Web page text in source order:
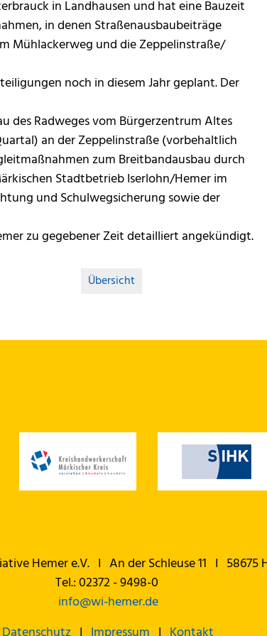
in Landhausen und hat eine Bauzeit
in denen Straßenausbaubeiträge
Mühlackerweg und die Zeppelinstraße/
noch in diesem Jahr geplant. Der
des Radweges vom Bürgerzentrum Altes
an der Zeppelinstraße (vorbehaltlich
zum Breitbandausbau durch
Stadtbetrieb Iserlohn/Hemer im
und Schulwegsicherung sowie der
zu gegebener Zeit detailliert angekündigt.
Übersicht
Hemer e.V. I An der Schleuse 11 I 58675
Tel.: 02372 - 9498-0
info@wi-hemer.de